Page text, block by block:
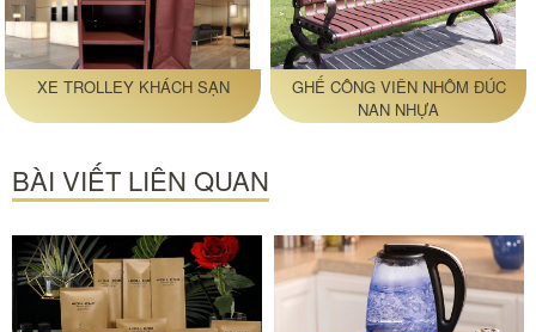
XE TROLLEY KHÁCH SẠN
GHẾ CÔNG VIÊN NHÔM ĐÚC
NAN NHỰA
BÀI VIẾT LIÊN QUAN